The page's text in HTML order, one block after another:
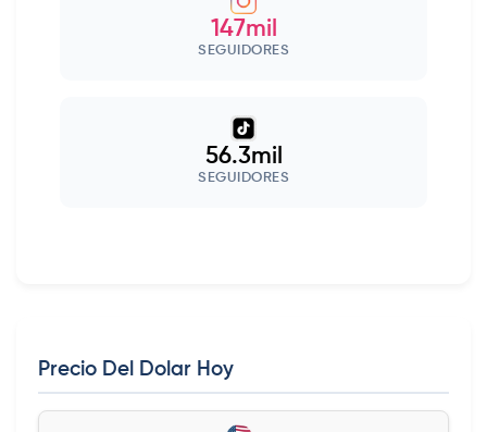
147mil
SEGUIDORES
56.3mil
SEGUIDORES
Precio Del Dolar Hoy